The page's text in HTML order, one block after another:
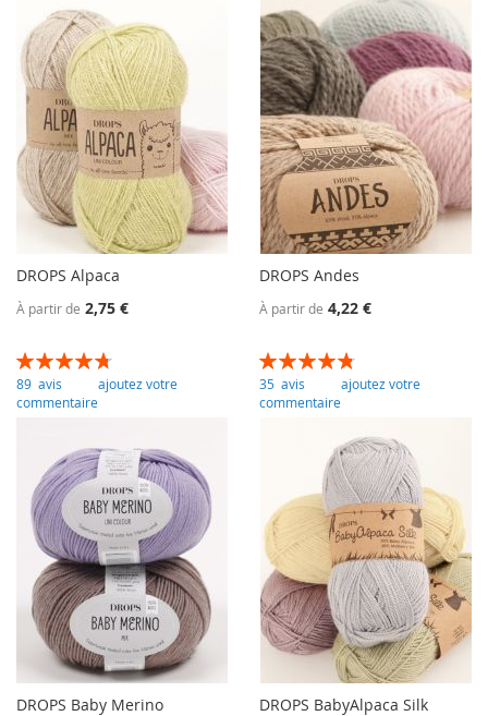
DROPS Alpaca
À partir de 2,75 €
Évaluation:
96
% of100
89 avis
ajoutez votre
commentaire
DROPS Andes
À partir de 4,22 €
Évaluation:
96
% of100
35 avis
ajoutez votre
commentaire
DROPS Baby Merino DROPS BabyAlpaca Silk